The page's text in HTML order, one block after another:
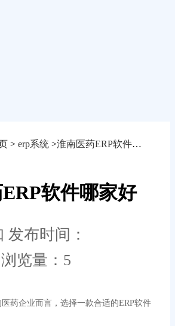
> erp系统 >淮南医药ERP软件哪家好
软件哪家好
发布时间：
浏览量：5
药企业而言，选择一款合适的ERP软件